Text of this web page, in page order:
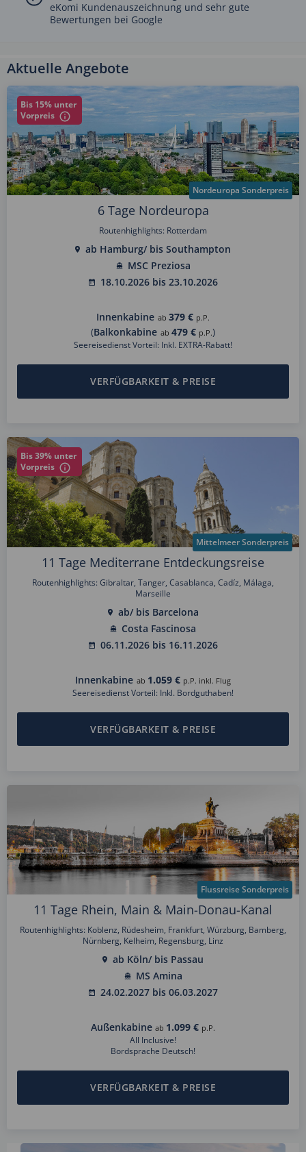
eKomi Kundenauszeichnung und sehr gute
Bewertungen bei Google
Aktuelle Angebote
Bis 15% unter
Vorpreis
Nordeuropa Sonderpreis
6 Tage Nordeuropa
Routenhighlights: Rotterdam
ab Hamburg/ bis Southampton
MSC Preziosa
18.10.2026 bis 23.10.2026
Innenkabine ab 379 € p.P.
(Balkonkabine ab 479 € p.P.)
Seereisedienst Vorteil: Inkl. EXTRA-Rabatt!
VERFÜGBARKEIT & PREISE
Bis 39% unter
Vorpreis
Mittelmeer Sonderpreis
11 Tage Mediterrane Entdeckungsreise
Routenhighlights: Gibraltar, Tanger, Casablanca, Cadíz, Málaga,
Marseille
ab/ bis Barcelona
Costa Fascinosa
06.11.2026 bis 16.11.2026
Innenkabine ab 1.059 € p.P. inkl. Flug
Seereisedienst Vorteil: Inkl. Bordguthaben!
VERFÜGBARKEIT & PREISE
Flussreise Sonderpreis
11 Tage Rhein, Main & Main-Donau-Kanal
Routenhighlights: Koblenz, Rüdesheim, Frankfurt, Würzburg, Bamberg,
Nürnberg, Kelheim, Regensburg, Linz
ab Köln/ bis Passau
MS Amina
24.02.2027 bis 06.03.2027
Außenkabine ab 1.099 € p.P.
All Inclusive!
Bordsprache Deutsch!
VERFÜGBARKEIT & PREISE